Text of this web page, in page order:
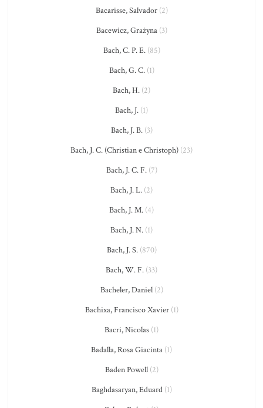
Bacarisse, Salvador(2)
Bacewicz, Grażyna(3)
Bach, C. P. E.(85)
Bach, G. C.(1)
Bach, H. (2)
Bach, J. (1)
Bach, J. B.(3)
Bach, J. C. (Christian e Christoph) (23)
Bach, J. C. F.(7)
Bach, J. L. (2)
Bach, J. M. (4)
Bach, J. N. (1)
Bach, J. S.(870)
Bach, W. F. (33)
Bacheler, Daniel(2)
Bachixa, Francisco Xavier(1)
Bacri, Nicolas (1)
Badalla, Rosa Giacinta (1)
Baden Powell(2)
Baghdasaryan, Eduard(1)